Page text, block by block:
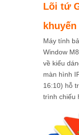
Lõi tứ
Máy tính
Window
về kiểu
màn hình
16:10) hỗ
trình chiếu